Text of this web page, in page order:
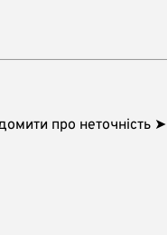
про неточність ➤